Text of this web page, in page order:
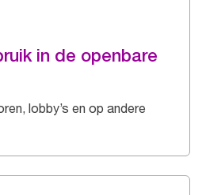
in de openbare
lobby’s en op andere